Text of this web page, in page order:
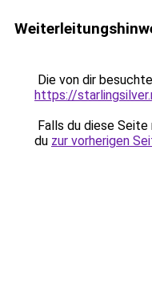
Die von dir
https://
Falls du diese
du zur vorherigen